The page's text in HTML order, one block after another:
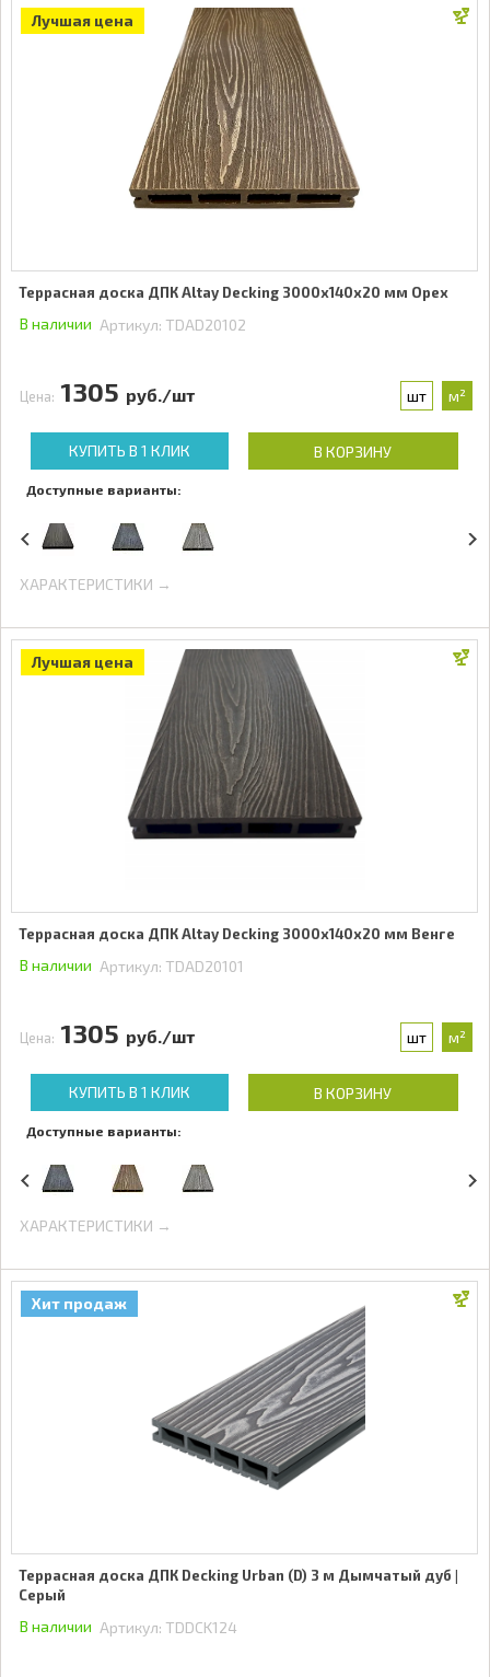
Лучшая цена
Террасная доска ДПК Altay Decking 3000х140х20 мм Орех
В наличии Артикул: TDAD20102
Цена: 1305 руб./шт шт м²
КУПИТЬ В 1 КЛИК В КОРЗИНУ
Доступные варианты:
ХАРАКТЕРИСТИКИ →
Лучшая цена
Террасная доска ДПК Altay Decking 3000х140х20 мм Венге
В наличии Артикул: TDAD20101
Цена: 1305 руб./шт шт м²
КУПИТЬ В 1 КЛИК В КОРЗИНУ
Доступные варианты:
ХАРАКТЕРИСТИКИ →
Хит продаж
Террасная доска ДПК Decking Urban (D) 3 м Дымчатый дуб |
Серый
В наличии Артикул: TDDCK124